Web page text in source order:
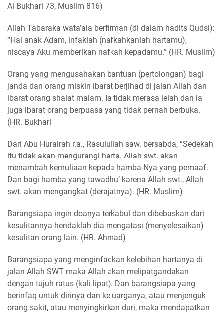
Al Bukhari 73, Muslim 816)
Allah Tabaraka wata’ala berfirman (di dalam hadits Qudsi):
“Hai anak Adam, infaklah (nafkahkanlah hartamu),
niscaya Aku memberikan nafkah kepadamu.” (HR. Muslim)
Orang yang mengusahakan bantuan (pertolongan) bagi
janda dan orang miskin ibarat berjihad di jalan Allah dan
ibarat orang shalat malam. Ia tidak merasa lelah dan ia
juga ibarat orang berpuasa yang tidak pernah berbuka.
(HR. Bukhari
Dari Abu Hurairah r.a., Rasulullah saw. bersabda, “Sedekah
itu tidak akan mengurangi harta. Allah swt. akan
menambah kemuliaan kepada hamba-Nya yang pemaaf.
Dan bagi hamba yang tawadhu’ karena Allah swt., Allah
swt. akan mengangkat (derajatnya). (HR. Muslim)
Barangsiapa ingin doanya terkabul dan dibebaskan dari
kesulitannya hendaklah dia mengatasi (menyelesaikan)
kesulitan orang lain. (HR. Ahmad)
Barangsiapa yang menginfaqkan kelebihan hartanya di
jalan Allah SWT maka Allah akan melipatgandakan
dengan tujuh ratus (kali lipat). Dan barangsiapa yang
berinfaq untuk dirinya dan keluarganya, atau menjenguk
orang sakit, atau menyingkirkan duri, maka mendapatkan